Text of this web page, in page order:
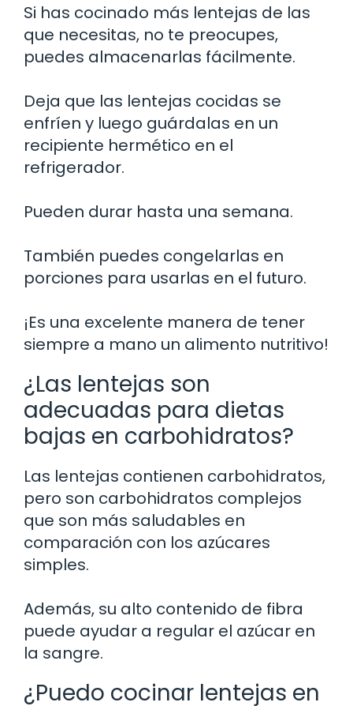
Si has cocinado más lentejas de las
que necesitas, no te preocupes,
puedes almacenarlas fácilmente.
Deja que las lentejas cocidas se
enfríen y luego guárdalas en un
recipiente hermético en el
refrigerador.
Pueden durar hasta una semana.
También puedes congelarlas en
porciones para usarlas en el futuro.
¡Es una excelente manera de tener
siempre a mano un alimento nutritivo!
¿Las lentejas son
adecuadas para dietas
bajas en carbohidratos?
Las lentejas contienen carbohidratos,
pero son carbohidratos complejos
que son más saludables en
comparación con los azúcares
simples.
Además, su alto contenido de fibra
puede ayudar a regular el azúcar en
la sangre.
¿Puedo cocinar lentejas en